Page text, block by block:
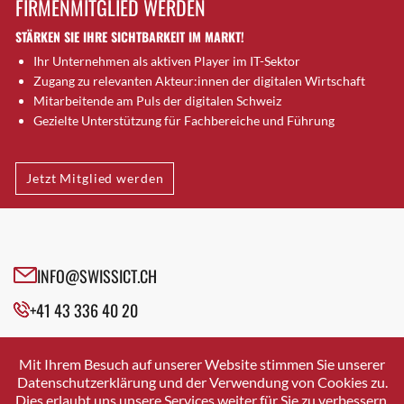
Brugg AG
Brütten
Bubendorf
Bubikon
Buchs (SG)
Bäretswil
Bülach
Cazis
Crissier
Davos Platz
Dierikon
Dietikon
FIRMENMITGLIED WERDEN
STÄRKEN SIE IHRE SICHTBARKEIT IM MARKT!
Ihr Unternehmen als aktiven Player im IT-Sektor
Zugang zu relevanten Akteur:innen der digitalen Wirtschaft
Mitarbeitende am Puls der digitalen Schweiz
Gezielte Unterstützung für Fachbereiche und Führung
Jetzt Mitglied werden
INFO@SWISSICT.CH
+41 43 336 40 20
SWISSICT
VULKANSTRASSE 120
8048 ZURICH
Mit Ihrem Besuch auf unserer Website stimmen Sie unserer
Datenschutzerklärung und der Verwendung von Cookies zu.
Dies erlaubt uns unsere Services weiter für Sie zu verbessern.